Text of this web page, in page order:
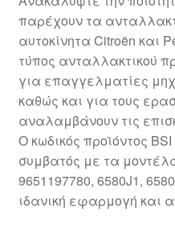
Μεταφορά
Ο λογαριασμός μου
Ολοκλήρωση αγοράς
Οροι και Προϋποθέσεις
Παγκόσμια αποστολή
παρέχουν τα
αυτοκίνητα Citroën και
τύπος ανταλλακτικού
για επαγγελματίες
καθώς και για τους
αναλαμβάνουν τις
Ο κωδικός προϊόντος
συμβατός με τα
9651197780, 6580J1,
ιδανική εφαρμογή και